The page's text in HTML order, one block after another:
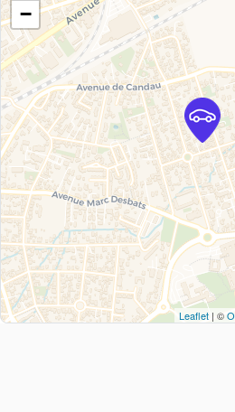
−
Leaflet | ©